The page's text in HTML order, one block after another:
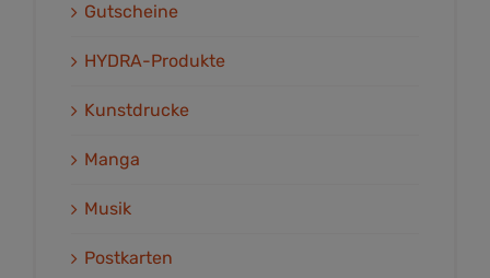
Gutscheine
HYDRA-Produkte
Kunstdrucke
Manga
Musik
Postkarten